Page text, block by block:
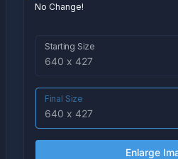
No Change!
Starting Size
Final Size
Enlarge